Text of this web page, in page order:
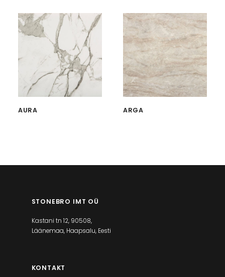
AURA ARGA
STONEBRO IMT OÜ
Kastani tn 12, 90508,
Läänemaa, Haapsalu, Eesti
KONTAKT